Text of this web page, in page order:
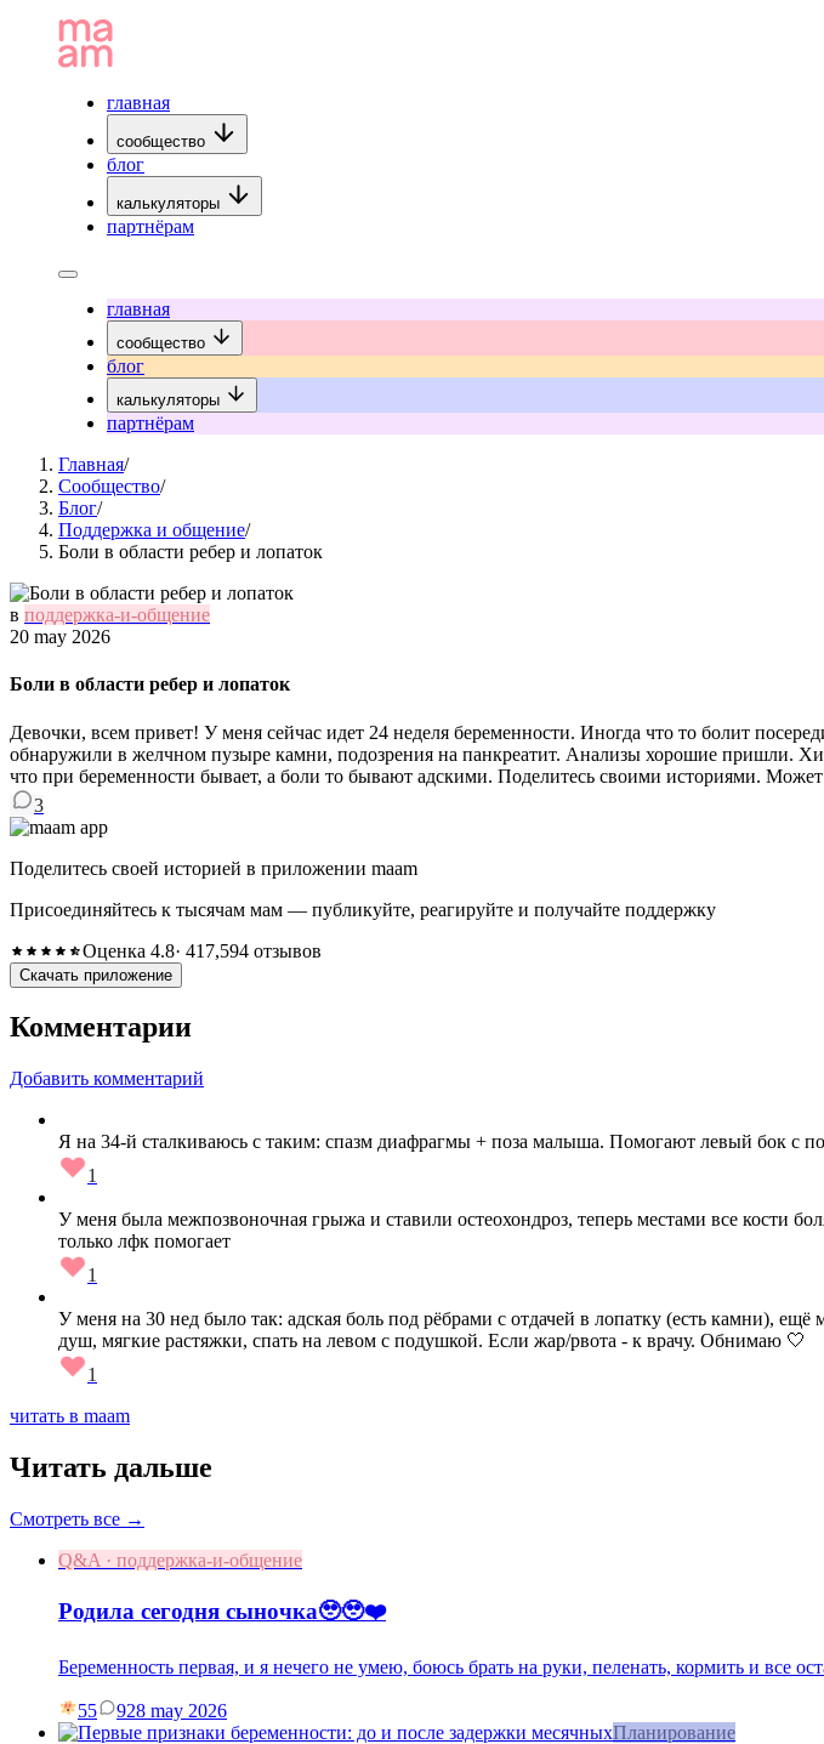
главная
сообщество
блог
калькуляторы
партнёрам
главная
сообщество
блог
калькуляторы
партнёрам
Главная/
Сообщество/
Блог/
Поддержка и общение/
Боли в области ребер и лопаток
в поддержка-и-общение
20 may 2026
Боли в области ребер и лопаток
Девочки, всем привет! У меня сейчас идет 24 неделя беременности. Иногда что то болит
обнаружили в желчном пузыре камни, подозрения на панкреатит. Анализы хорошие пришли.
что при беременности бывает, а боли то бывают адскими. Поделитесь своими историями. Может
3
Поделитесь своей историей в приложении maam
Присоединяйтесь к тысячам мам — публикуйте, реагируйте и получайте поддержку
Оценка 4.8· 417,594 отзывов
Скачать приложение
Комментарии
Добавить комментарий
Я на 34-й сталкиваюсь с таким: спазм диафрагмы + поза малыша. Помогают левый бок с
1
У меня была межпозвоночная грыжа и ставили остеохондроз, теперь местами все кости
только лфк помогает
1
У меня на 30 нед было так: адская боль под рёбрами с отдачей в лопатку (есть камни),
душ, мягкие растяжки, спать на левом с подушкой. Если жар/рвота - к врачу. Обнимаю 🤍
1
читать в maam
Читать дальше
Смотреть все →
Q&A · поддержка-и-общение
Родила сегодня сыночка🥹🥹❤️
Беременность первая, и я нечего не умею, боюсь брать на руки, пеленать, кормить и все
55 928 may 2026
Планирование